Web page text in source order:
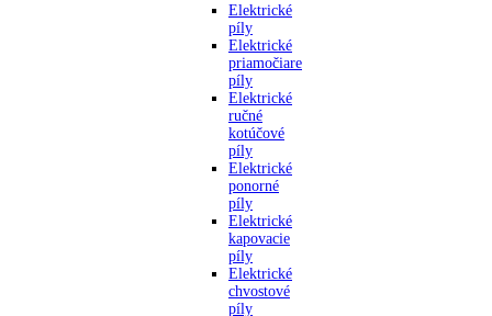
Elektrické
píly
Elektrické
priamočiare
píly
Elektrické
ručné
kotúčové
píly
Elektrické
ponorné
píly
Elektrické
kapovacie
píly
Elektrické
chvostové
píly